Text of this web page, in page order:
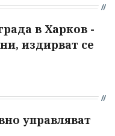
в Харков -
издирват се
управляват